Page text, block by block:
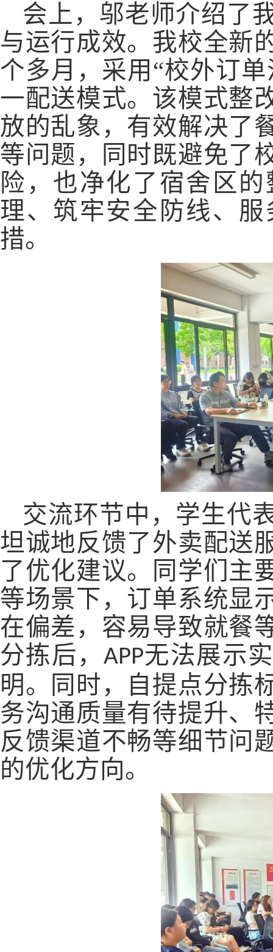
会上，邬老师介绍了
与运行成效。我校全新
个多月， 采用 “校外订
一配送模式。 该模式整
放的乱象，有效解决了
等问题，同时既避免了
险，也净化了宿舍区
理、筑牢安全防线、
措。
交流环节中，学生代
坦诚地反馈了外卖配送
了优化建议。
同学们主
等场景下，订单系统显
在偏差， 容易导致就餐
分拣后， APP无法展示
明。同时，自提点分拣
务沟通质量有待提升、
反馈渠道不畅等细节问
的优化方向。